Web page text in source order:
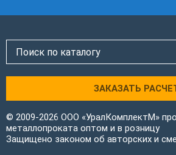
ЗАКАЗАТЬ
© 2009-2026 ООО «УралКомплектМ»
металлопроката оптом и в розницу
Защищено законом об авторских и